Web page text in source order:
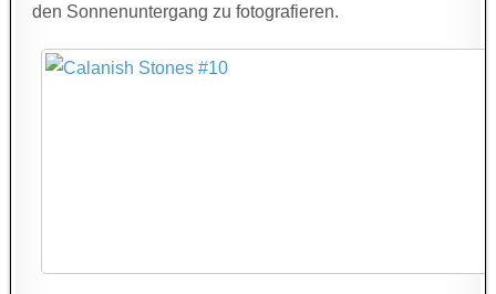
den Sonnenuntergang zu fotografieren.